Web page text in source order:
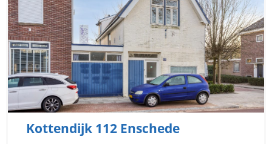
Kottendijk 112 Enschede